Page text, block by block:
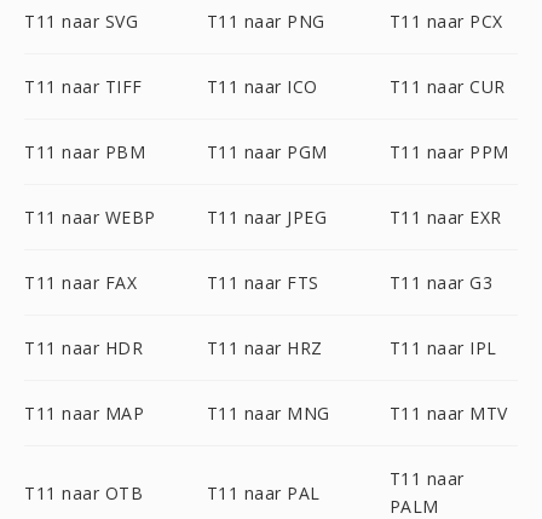
T11 naar SVG T11 naar PNG T11 naar PCX
T11 naar TIFF T11 naar ICO T11 naar CUR
T11 naar PBM T11 naar PGM T11 naar PPM
T11 naar WEBP T11 naar JPEG T11 naar EXR
T11 naar FAX T11 naar FTS T11 naar G3
T11 naar HDR T11 naar HRZ T11 naar IPL
T11 naar MAP T11 naar MNG T11 naar MTV
T11 naar OTB T11 naar PAL
T11 naar
PALM